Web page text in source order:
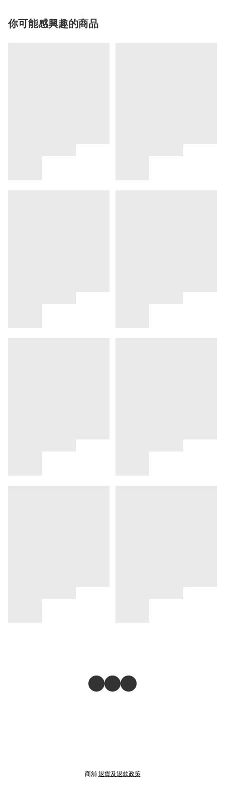
你可能感興趣的商品
商舖 退貨及退款政策